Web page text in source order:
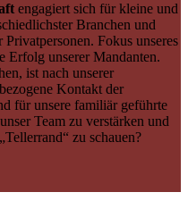
engagiert sich für kleine und
Branchen und
Fokus unseres
Erfolg unserer Mandanten.
ist nach unserer
Kontakt der
für unsere familiär geführte
Team zu verstärken und
zu schauen?